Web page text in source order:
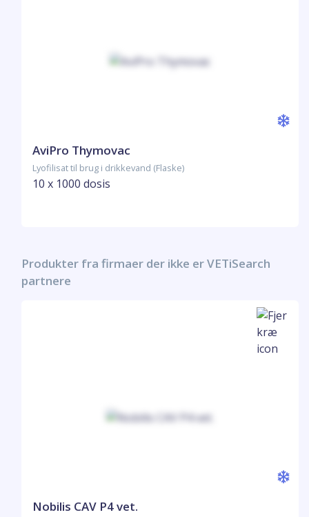
AviPro Thymovac
Lyofilisat til brug i drikkevand (Flaske)
10 x 1000 dosis
Produkter fra firmaer der ikke er VETiSearch
partnere
Nobilis CAV P4 vet.